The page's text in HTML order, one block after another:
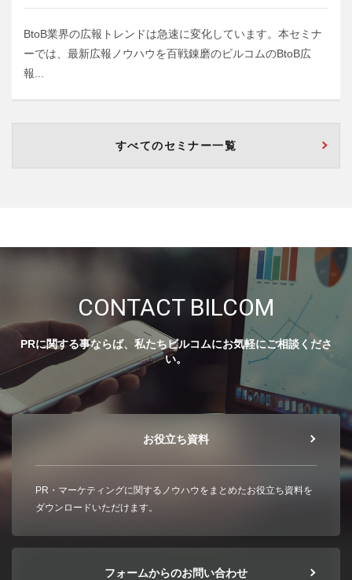
BtoB業界の広報トレンドは急速に変化しています。本セミナ
ーでは、最新広報ノウハウを百戦錬磨のビルコムのBtoB広
報...
すべてのセミナー一覧
CONTACT BILCOM
PRに関する事ならば、私たちビルコムにお気軽にご相談くださ
い。
お役立ち資料
PR・マーケティングに関するノウハウをまとめたお役立ち資料を
ダウンロードいただけます。
フォームからのお問い合わせ